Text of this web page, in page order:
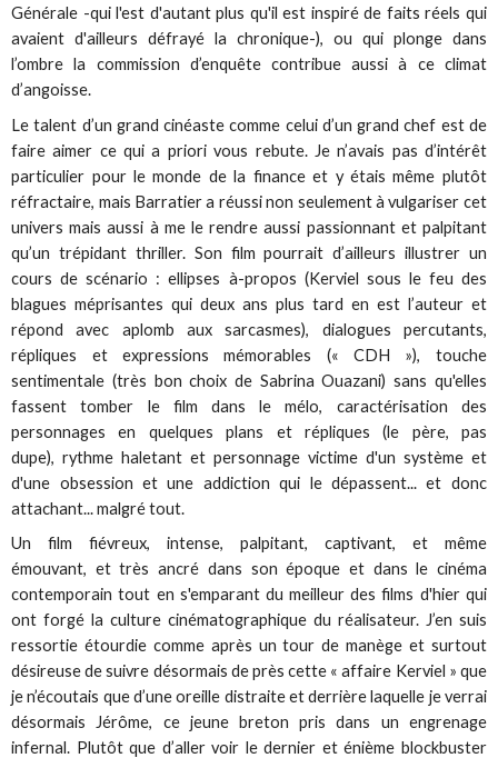
Générale -qui l'est d'autant plus qu'il est inspiré de faits réels qui
avaient d'ailleurs défrayé la chronique-), ou qui plonge dans
l’ombre la commission d’enquête contribue aussi à ce climat
d’angoisse.
Le talent d’un grand cinéaste comme celui d’un grand chef est de
faire aimer ce qui a priori vous rebute. Je n’avais pas d’intérêt
particulier pour le monde de la finance et y étais même plutôt
réfractaire, mais Barratier a réussi non seulement à vulgariser cet
univers mais aussi à me le rendre aussi passionnant et palpitant
qu’un trépidant thriller. Son film pourrait d’ailleurs illustrer un
cours de scénario : ellipses à-propos (Kerviel sous le feu des
blagues méprisantes qui deux ans plus tard en est l’auteur et
répond avec aplomb aux sarcasmes), dialogues percutants,
répliques et expressions mémorables (« CDH »), touche
sentimentale (très bon choix de Sabrina Ouazani) sans qu'elles
fassent tomber le film dans le mélo, caractérisation des
personnages en quelques plans et répliques (le père, pas
dupe), rythme haletant et personnage victime d'un système et
d'une obsession et une addiction qui le dépassent... et donc
attachant... malgré tout.
Un film fiévreux, intense, palpitant, captivant, et même
émouvant, et très ancré dans son époque et dans le cinéma
contemporain tout en s'emparant du meilleur des films d'hier qui
ont forgé la culture cinématographique du réalisateur. J’en suis
ressortie étourdie comme après un tour de manège et surtout
désireuse de suivre désormais de près cette « affaire Kerviel » que
je n’écoutais que d’une oreille distraite et derrière laquelle je verrai
désormais Jérôme, ce jeune breton pris dans un engrenage
infernal. Plutôt que d’aller voir le dernier et énième blockbuster